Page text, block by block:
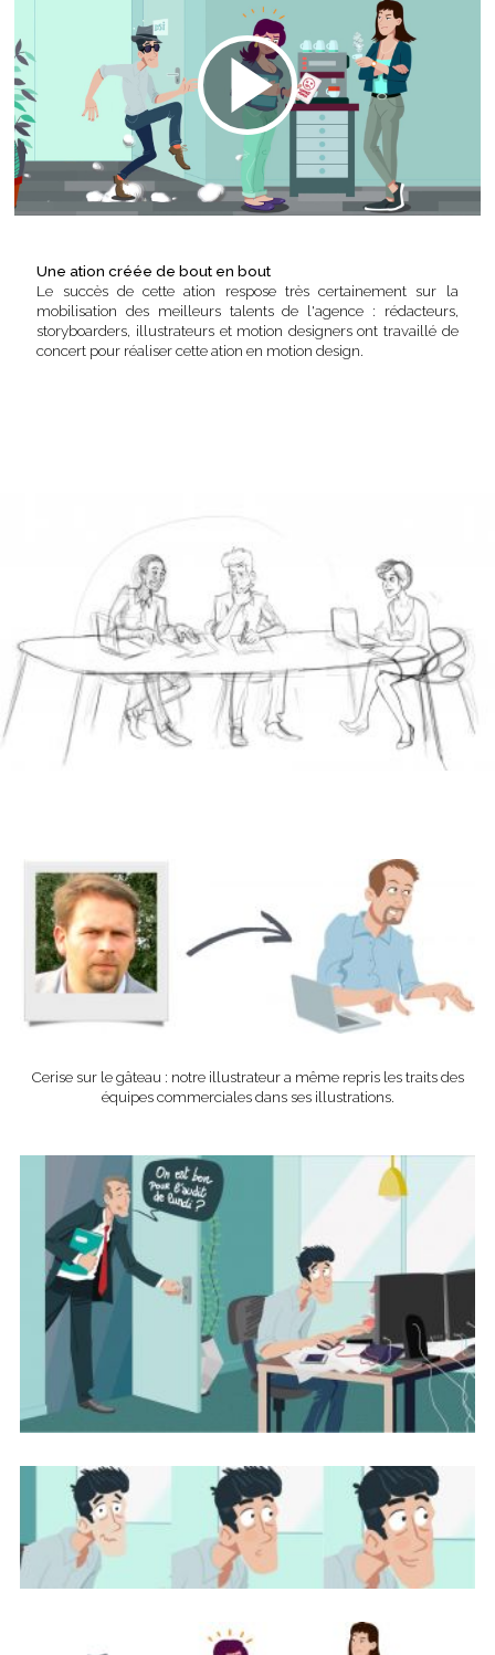
Une ation créée de bout en bout
Le succès de cette ation respose très certainement sur la
mobilisation des meilleurs talents de l'agence : rédacteurs,
storyboarders, illustrateurs et motion designers ont travaillé de
concert pour réaliser cette ation en motion design.
Cerise sur le gâteau : notre illustrateur a même repris les traits des
équipes commerciales dans ses illustrations.